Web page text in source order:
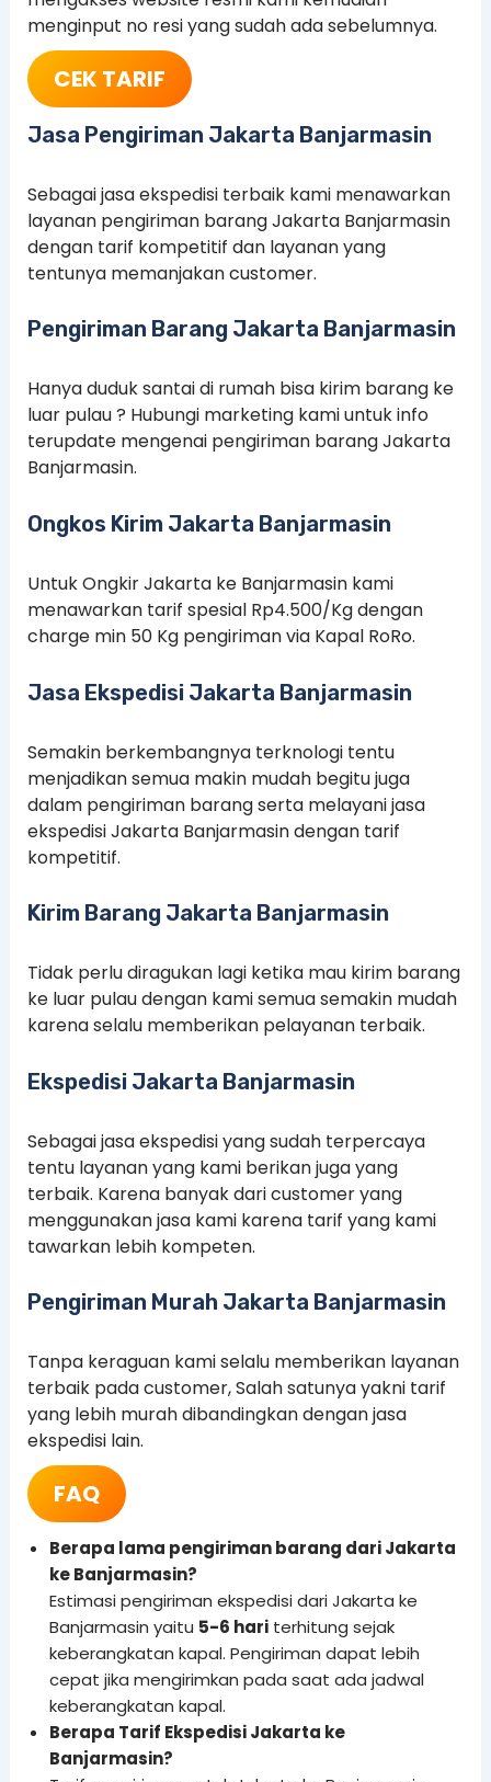
menginput no resi yang sudah ada sebelumnya.
CEK TARIF
Jasa Pengiriman Jakarta Banjarmasin
Sebagai jasa ekspedisi terbaik kami menawarkan
layanan pengiriman barang Jakarta Banjarmasin
dengan tarif kompetitif dan layanan yang
tentunya memanjakan customer.
Pengiriman Barang Jakarta Banjarmasin
Hanya duduk santai di rumah bisa kirim barang ke
luar pulau ? Hubungi marketing kami untuk info
terupdate mengenai pengiriman barang Jakarta
Banjarmasin.
Ongkos Kirim Jakarta Banjarmasin
Untuk Ongkir Jakarta ke Banjarmasin kami
menawarkan tarif spesial Rp4.500/Kg dengan
charge min 50 Kg pengiriman via Kapal RoRo.
Jasa Ekspedisi Jakarta Banjarmasin
Semakin berkembangnya terknologi tentu
menjadikan semua makin mudah begitu juga
dalam pengiriman barang serta melayani jasa
ekspedisi Jakarta Banjarmasin dengan tarif
kompetitif.
Kirim Barang Jakarta Banjarmasin
Tidak perlu diragukan lagi ketika mau kirim barang
ke luar pulau dengan kami semua semakin mudah
karena selalu memberikan pelayanan terbaik.
Ekspedisi Jakarta Banjarmasin
Sebagai jasa ekspedisi yang sudah terpercaya
tentu layanan yang kami berikan juga yang
terbaik. Karena banyak dari customer yang
menggunakan jasa kami karena tarif yang kami
tawarkan lebih kompeten.
Pengiriman Murah Jakarta Banjarmasin
Tanpa keraguan kami selalu memberikan layanan
terbaik pada customer, Salah satunya yakni tarif
yang lebih murah dibandingkan dengan jasa
ekspedisi lain.
FAQ
Berapa lama pengiriman barang dari Jakarta
ke Banjarmasin?
Estimasi pengiriman ekspedisi dari Jakarta ke
Banjarmasin yaitu 5-6 hariterhitung sejak
keberangkatan kapal. Pengiriman dapat lebih
cepat jika mengirimkan pada saat ada jadwal
keberangkatan kapal.
Berapa Tarif Ekspedisi Jakarta ke
Banjarmasin?